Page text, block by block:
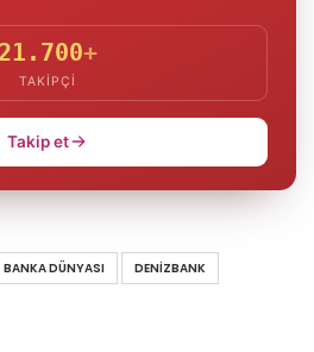
21.700+
TAKIPÇI
Takip et
BANKA DÜNYASI
DENIZBANK